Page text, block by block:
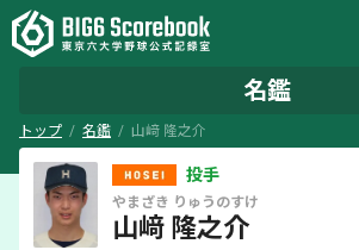
名鑑
トップ 名鑑 山﨑 隆之介
投手
山﨑 隆之介
やまざき りゅうのすけ